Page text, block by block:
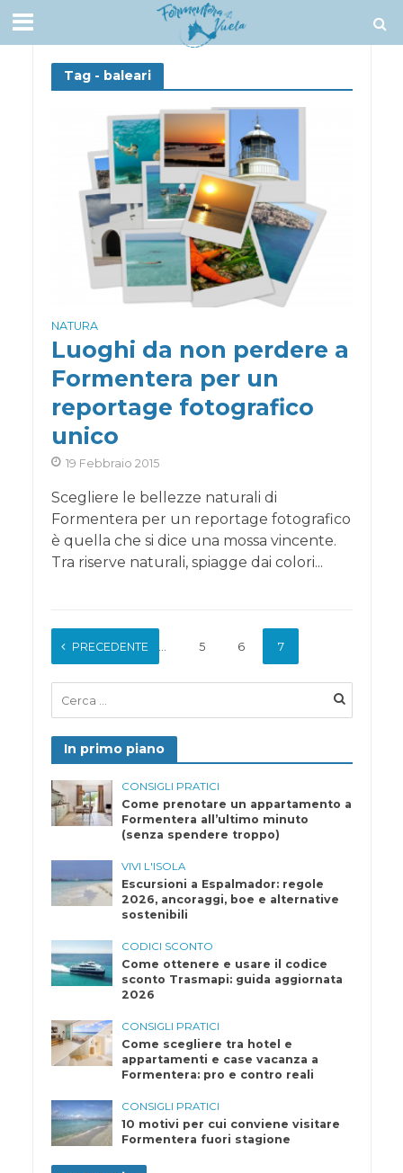
Tag - baleari
NATURA
Luoghi da non perdere a
Formentera per un
reportage fotografico
unico
19 Febbraio 2015
Scegliere le bellezze naturali di
Formentera per un reportage fotografico
è quella che si dice una mossa vincente.
Tra riserve naturali, spiagge dai colori...
PRECEDENTE
1 … 5 6 7
In primo piano
CONSIGLI PRATICI
Come prenotare un appartamento a
Formentera all’ultimo minuto
(senza spendere troppo)
VIVI L'ISOLA
Escursioni a Espalmador: regole
2026, ancoraggi, boe e alternative
sostenibili
CODICI SCONTO
Come ottenere e usare il codice
sconto Trasmapi: guida aggiornata
2026
CONSIGLI PRATICI
Come scegliere tra hotel e
appartamenti e case vacanza a
Formentera: pro e contro reali
CONSIGLI PRATICI
10 motivi per cui conviene visitare
Formentera fuori stagione